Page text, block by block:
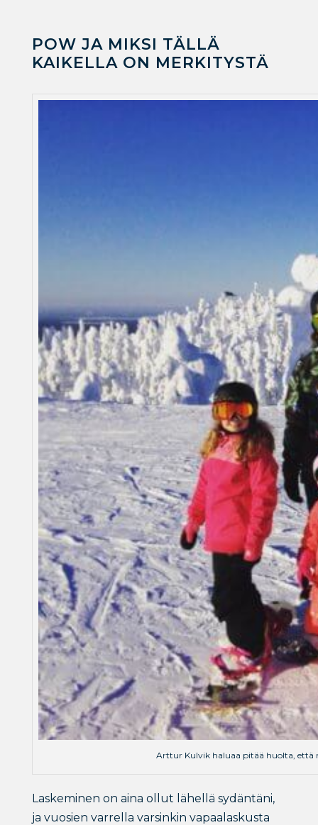
POW JA MIKSI TÄLLÄ
KAIKELLA ON MERKITYSTÄ
Arttur Kulvik haluaa pitää huolta, että
Laskeminen on aina ollut lähellä sydäntäni,
ja vuosien varrella varsinkin vapaalaskusta